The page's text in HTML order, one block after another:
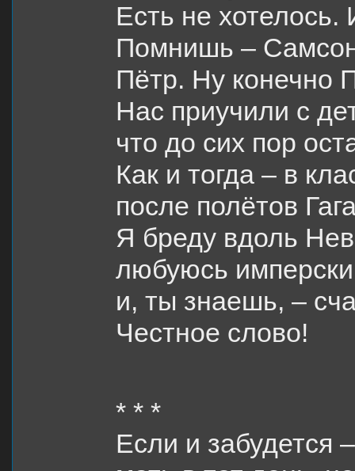
Есть не хотелось.
Помнишь –
Пётр. Ну конечно
Нас приучили с
что до сих пор
Как и тогда – в
после полётов
Я бреду вдоль
любуюсь
и, ты знаешь, –
Честное слово!
* * *
Если и забудется